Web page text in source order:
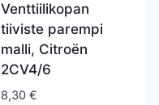
Venttiilikopan
tiiviste parempi
malli, Citroën
2CV4/6
8,30 €